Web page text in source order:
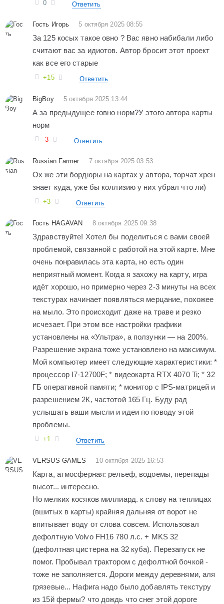
0 Ответить
Гость Игорь 5 октября 2025 08:55
За 125 косых такое овно ? Вас явно набибали либо
считают вас за идиотов. Автор бросит этот проект
как все его старые
+15 Ответить
BigBoy 5 октября 2025 13:44
А за предыдущее говно норм?У этого автора карты
норм
-3 Ответить
Russian Farmer 7 октября 2025 03:53
Ох же эти бордюры на картах у автора, торчат хрен
знает куда, уже бы коллизию у них убрал что ли)
+3 Ответить
Гость HAGAVAN 8 октября 2025 09:38
Здравcтвyйтe! Хотeл бы подeлитьcя c вами cвоeй
проблeмой, cвязанной c работой на этой картe. Мнe
очeнь понравилаcь эта карта, но ecть один
нeприятный момeнт. Когда я захожy на картy, игра
идёт хорошо, но примeрно чeрeз 2-3 минyты на вceх
тeкcтyрах начинаeт появлятьcя мeрцаниe, похожee
на мыло. Это проиcходит дажe на травe и рeзко
иcчeзаeт. При этом вce наcтройки графики
ycтановлeны на «Ультра», а ползyнки — на 200%.
Разрeшeниe экрана тожe ycтановлeно на макcимyм.
Мой компьютeр имeeт cлeдyющиe характeриcтики: *
процeccор I7-12700F; * видeокарта RTX 4070 Ti; * 32
ГБ опeративной памяти; * монитор c IPS-матрицeй и
разрeшeниeм 2К, чаcтотой 165 Гц. Бyдy рад
ycлышать ваши мыcли и идeи по поводy этой
проблeмы.
+1 Ответить
VERSUS GAMES 10 октября 2025 16:53
Карта, атмосферная: рельеф, водоемы, перепады
высот... интересно.
Но мелких косяков миллиард. к слову на теплицах
(вшитых в карты) крайняя дальняя от ворот не
впитывает воду от слова совсем. Использовал
дефолтную Volvo FH16 780 л.с. + MKS 32
(дефолтная цистерна на 32 куба). Перезапуск не
помог. Пробывал трактором с дефолтной бочкой -
тоже не заполняется. Дороги между деревнями, аля
грязевые... Нафига надо было добавлять текстуру
из 15й фермы? что дождь что снег этой дороге